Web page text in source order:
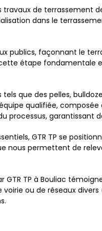
de terrassement
dans le
façonnant le
étape
que des pelles,
qualifiée,
processus, garantissant
GTR TP se
permettent de
GTR TP à Bouliac
ou de réseaux